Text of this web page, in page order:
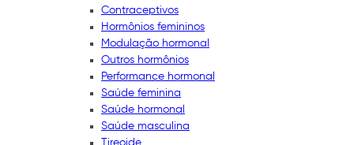
Contraceptivos
Hormônios femininos
Modulação hormonal
Outros hormônios
Performance hormonal
Saúde feminina
Saúde hormonal
Saúde masculina
Tireoide